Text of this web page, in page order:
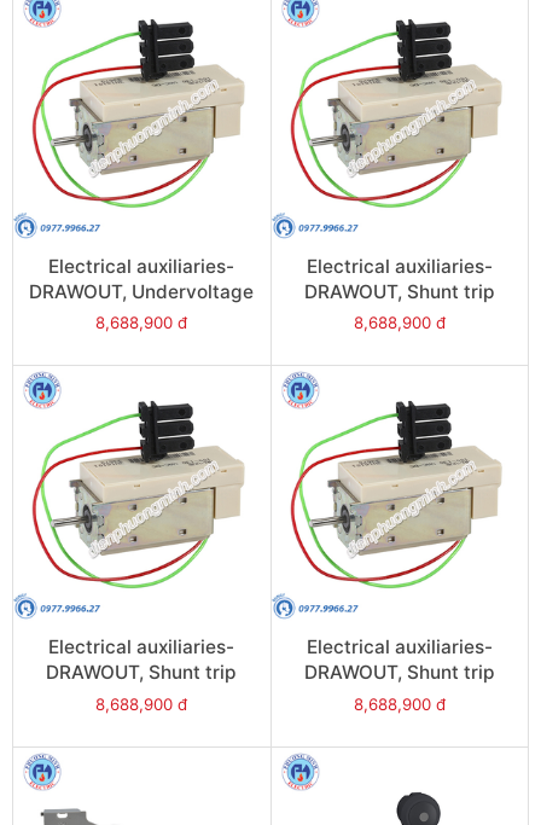
Electrical auxiliaries-
DRAWOUT, Undervoltage
Trip (MN),
48504
8,688,900 đ
Electrical auxiliaries-
DRAWOUT, Shunt trip
(2nd MX), 24VAC/DC -
8,688,900 đ
Electrical auxiliaries-
DRAWOUT, Shunt trip
(2nd MX),
48516
8,688,900 đ
Electrical auxiliaries-
DRAWOUT, Shunt trip
(2nd MX), 220VAC/DC -
8,688,900 đ